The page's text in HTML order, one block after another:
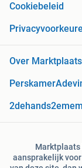
Cookiebeleid
Over Marktplaats
Perskamer
2dehands
Marktplaats
aansprakelijk